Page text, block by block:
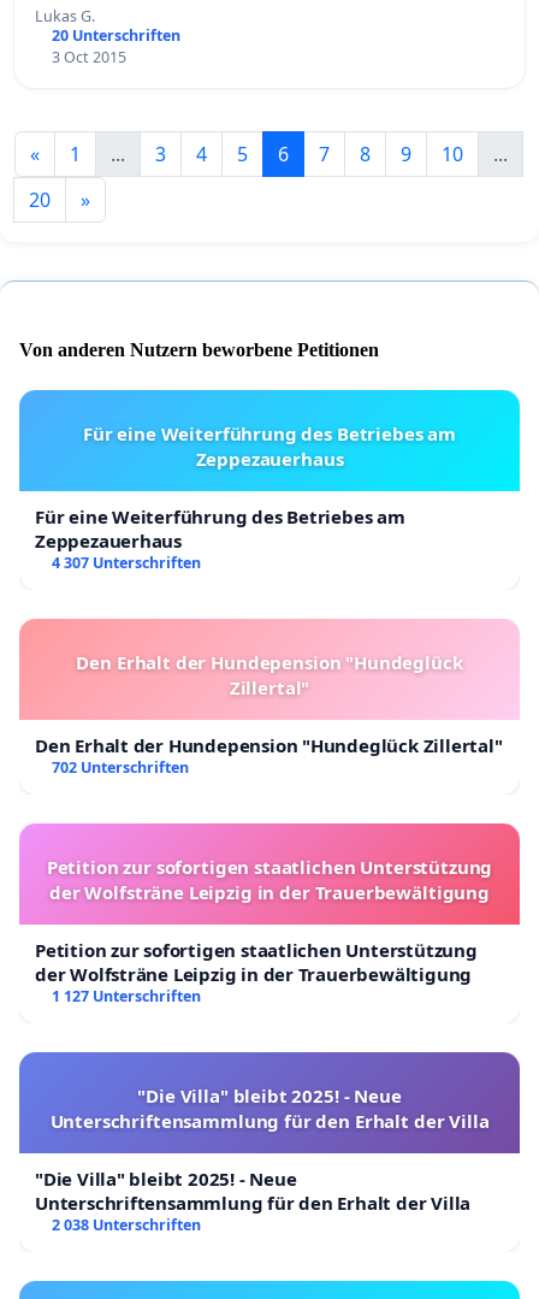
Lukas G.
20 Unterschriften
3 Oct 2015
« 1 ... 3 4 5 6 7 8 9 10
...
20
»
Von anderen Nutzern beworbene Petitionen
Für eine Weiterführung des Betriebes am
Zeppezauerhaus
Für eine Weiterführung des Betriebes am
Zeppezauerhaus
4 307 Unterschriften
Den Erhalt der Hundepension "Hundeglück
Zillertal"
Den Erhalt der Hundepension "Hundeglück Zillertal"
702 Unterschriften
Petition zur sofortigen staatlichen Unterstützung
der Wolfsträne Leipzig in der Trauerbewältigung
Petition zur sofortigen staatlichen Unterstützung
der Wolfsträne Leipzig in der Trauerbewältigung
1 127 Unterschriften
"Die Villa" bleibt 2025! - Neue
Unterschriftensammlung für den Erhalt der Villa
"Die Villa" bleibt 2025! - Neue
Unterschriftensammlung für den Erhalt der Villa
2 038 Unterschriften